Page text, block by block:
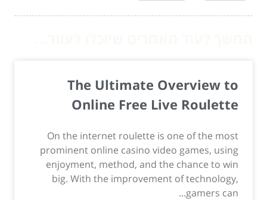
The Ultimate Overview to
Online Free Live Roulette
On the internet roulette is one of the most
prominent online casino video games, using
enjoyment, method, and the chance to win
big. With the improvement of technology,
gamers can...